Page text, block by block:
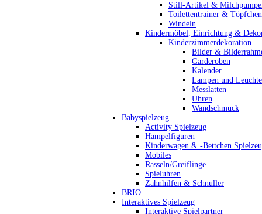
Still-Artikel &
Toilettentrainer & Töpfchen
Windeln
Kindermöbel, Einrichtung &
Kinderzimmerdekoration
Bilder &
Garderoben
Kalender
Lampen und
Messlatten
Uhren
Wandschmuck
Babyspielzeug
Activity Spielzeug
Hampelfiguren
Kinderwagen & -Bettchen
Mobiles
Rasseln/Greiflinge
Spieluhren
Zahnhilfen & Schnuller
BRIO
Interaktives Spielzeug
Interaktive Spielpartner